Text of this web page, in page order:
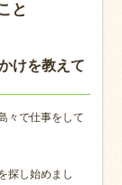
と
けを教えて
々で仕事をして
探し始めまし